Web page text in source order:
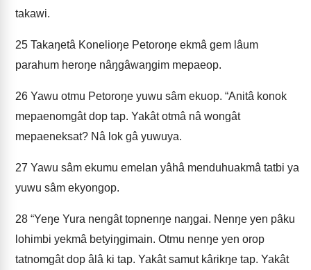
takawi.
25 Takaŋetâ Konelioŋe Petoroŋe ekmâ gem lâum
parahum heroŋe nâŋgâwaŋgim mepaeop.
26 Yawu otmu Petoroŋe yuwu sâm ekuop. “Anitâ konok
mepaenomgât dop tap. Yakât otmâ nâ wongât
mepaeneksat? Nâ lok gâ yuwuya.
27 Yawu sâm ekumu emelan yâhâ menduhuakmâ tatbi ya
yuwu sâm ekyongop.
28 “Yeŋe Yura nengât topnenŋe naŋgai. Nenŋe yen pâku
lohimbi yekmâ betyiŋgimain. Otmu nenŋe yen orop
tatnomgât dop âlâ ki tap. Yakât samut kârikŋe tap. Yakât